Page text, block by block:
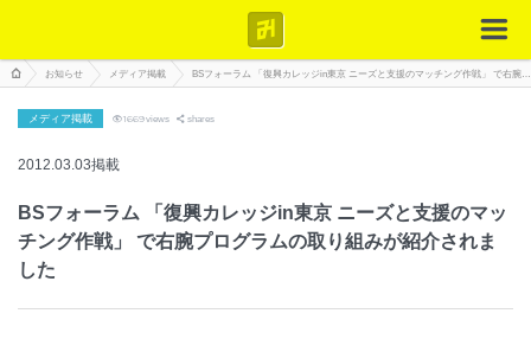
お知らせ メディア掲載 BSフォーラム 「復興カレッジin東京 ニーズと支援のマッチング作戦」 で右腕プログラムの取り組みが紹介されました
メディア掲載 1669views shares
2012.03.03掲載
BSフォーラム 「復興カレッジin東京 ニーズと支援のマッ
チング作戦」 で右腕プログラムの取り組みが紹介されま
した